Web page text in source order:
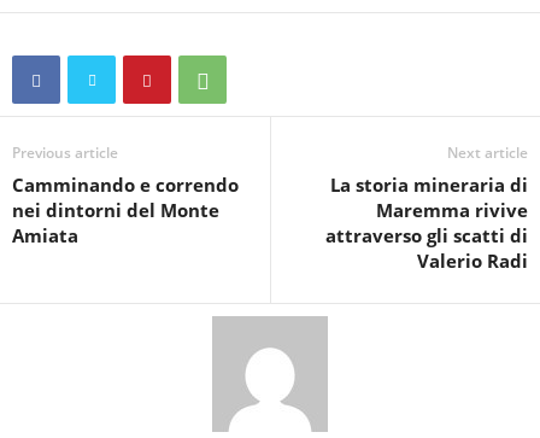
Previous article
Camminando e correndo
nei dintorni del Monte
Amiata
Next article
La storia mineraria di
Maremma rivive
attraverso gli scatti di
Valerio Radi